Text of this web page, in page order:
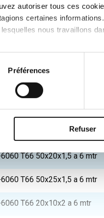
autoriser tous ces
certaines
nous travaillons
Préférences
Refuser
T66 20x10x1,5 a 6 mtr
T66 20x15x1,5 a 6 mtr
T66 30x15x1,5 a 6 mtr
T66 30x20x1,5 a 6 mtr
T66 40x20x1,5 a 6 mtr
T66 50x20x1,5 a 6 mtr
T66 50x25x1,5 a 6 mtr
T66 20x10x2 a 6 mtr